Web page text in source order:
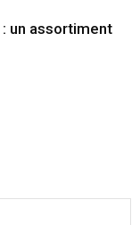
un assortiment